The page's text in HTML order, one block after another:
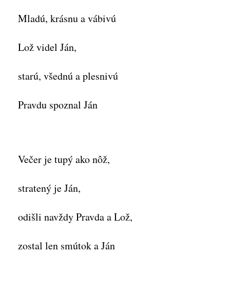
Mladú, krásnu a vábivú
Lož videl Ján,
starú, všednú a plesnivú
Pravdu spoznal Ján
Večer je tupý ako nôž,
stratený je Ján,
odišli navždy Pravda a Lož,
zostal len smútok a Ján